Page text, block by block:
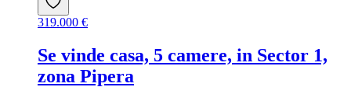
319.000 €
Se vinde casa, 5 camere, in Sector 1,
zona Pipera